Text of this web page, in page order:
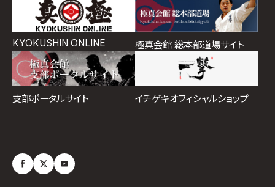
KYOKUSHIN ONLINE 極真会館 総本部道場サイト
支部ポータルサイト イチゲキオフィシャルショップ